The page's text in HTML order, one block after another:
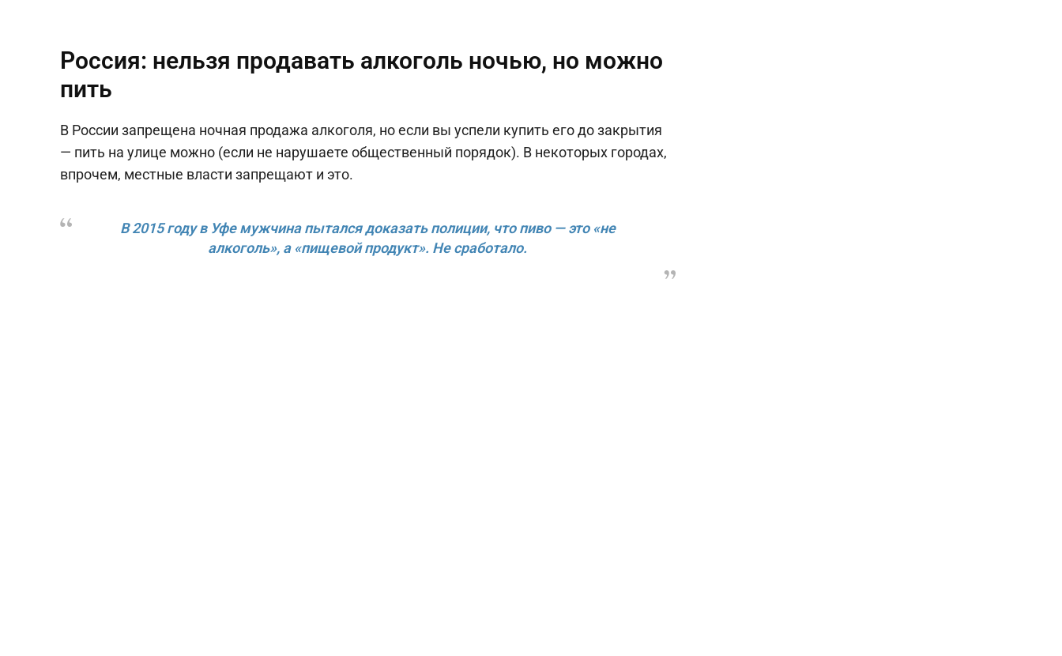
Россия: нельзя продавать алкоголь ночью, но можно
пить
В России запрещена ночная продажа алкоголя, но если вы успели купить его до закрытия
— пить на улице можно (если не нарушаете общественный порядок). В некоторых городах,
впрочем, местные власти запрещают и это.
В 2015 году в Уфе мужчина пытался доказать полиции, что пиво — это «не
алкоголь», а «пищевой продукт». Не сработало.